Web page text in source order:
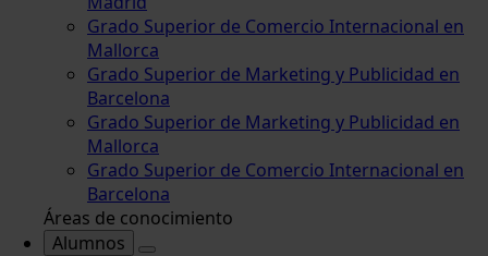
Grado Superior de Comercio Internacional en
Mallorca
Grado Superior de Marketing y Publicidad en
Barcelona
Grado Superior de Marketing y Publicidad en
Mallorca
Grado Superior de Comercio Internacional en
Barcelona
Áreas de conocimiento
Alumnos